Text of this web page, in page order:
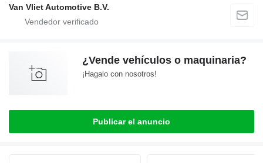
Van Vliet Automotive B.V.
¿Vende vehículos o maquinaria?
¡Hagalo con nosotros!
Publicar el anuncio